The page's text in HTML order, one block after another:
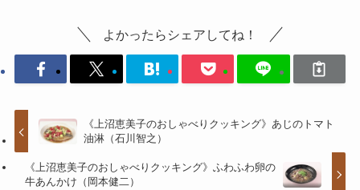
よかったらシェアしてね！
《上沼恵美子のおしゃべりクッキング》あじのトマト
油淋（石川智之）
《上沼恵美子のおしゃべりクッキング》ふわふわ卵の
牛あんかけ（岡本健二）